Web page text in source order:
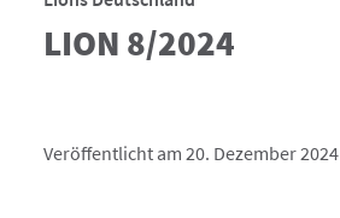
LION 8/2024
Veröffentlicht am 20. Dezember 2024